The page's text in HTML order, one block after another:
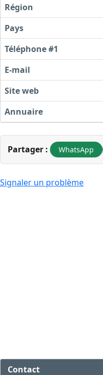
Région
Pays
Téléphone #1
E-mail
Site web
Annuaire
Partager : WhatsApp
Signaler un problème
Contact